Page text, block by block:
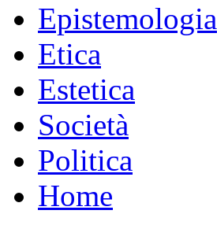
Epistemologia
Etica
Estetica
Società
Politica
Home